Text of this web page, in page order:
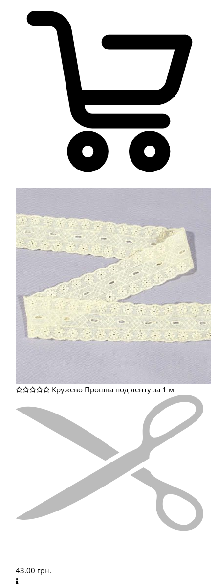
Кружево Прошва под ленту за 1 м.
43.00 грн.